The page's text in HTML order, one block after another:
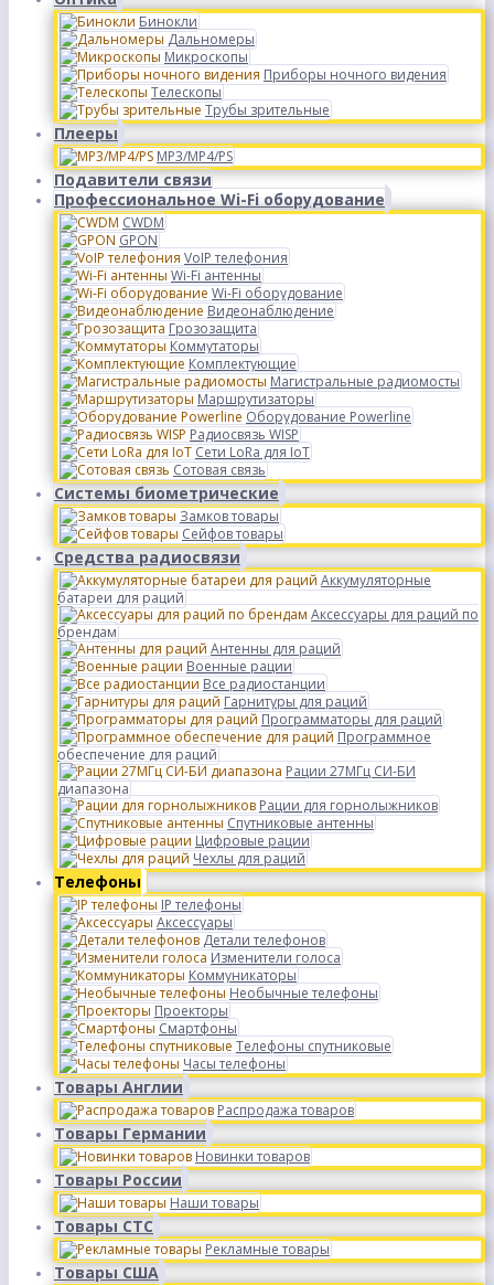
Бинокли
Дальномеры
Микроскопы
Приборы ночного видения
Телескопы
Трубы зрительные
Плееры
MP3/MP4/PS
Подавители связи
Профессиональное Wi-Fi оборудование
CWDM
GPON
VoIP телефония
Wi-Fi антенны
Wi-Fi оборудование
Видеонаблюдение
Грозозащита
Коммутаторы
Комплектующие
Магистральные радиомосты
Маршрутизаторы
Оборудование Powerline
Радиосвязь WISP
Сети LoRa для IoT
Сотовая связь
Системы биометрические
Замков товары
Сейфов товары
Средства радиосвязи
Аккумуляторные
батареи для раций
Аксессуары для раций по
брендам
Антенны для раций
Военные рации
Все радиостанции
Гарнитуры для раций
Программаторы для раций
Программное
обеспечение для раций
Рации 27МГц СИ-БИ
диапазона
Рации для горнолыжников
Спутниковые антенны
Цифровые рации
Чехлы для раций
Телефоны
IP телефоны
Аксессуары
Детали телефонов
Изменители голоса
Коммуникаторы
Необычные телефоны
Проекторы
Смартфоны
Телефоны спутниковые
Часы телефоны
Товары Англии
Распродажа товаров
Товары Германии
Новинки товаров
Товары России
Наши товары
Товары СТС
Рекламные товары
Товары США